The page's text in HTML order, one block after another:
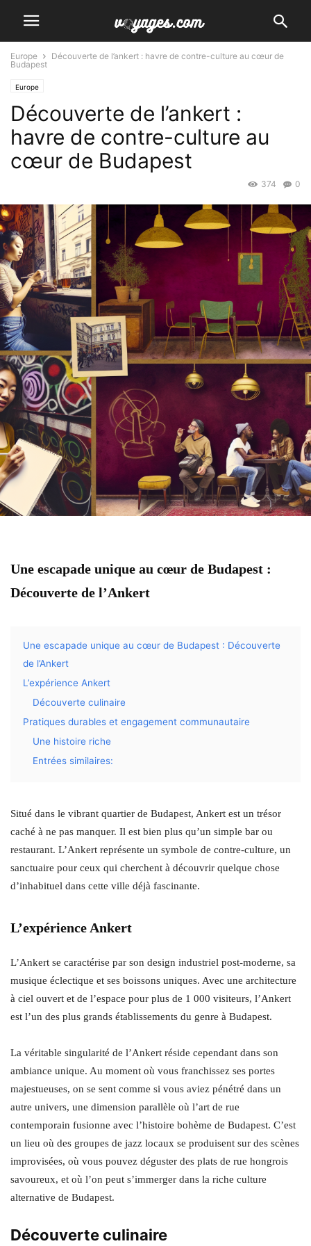
Europe
Découverte de l’ankert : havre de contre-culture au cœur de
Budapest
Europe
Découverte de l’ankert :
havre de contre-culture au
cœur de Budapest
0
374
Une escapade unique au cœur de Budapest :
Découverte de l’Ankert
Une escapade unique au cœur de Budapest : Découverte
de l’Ankert
L’expérience Ankert
Découverte culinaire
Pratiques durables et engagement communautaire
Une histoire riche
Entrées similaires:
Situé dans le vibrant quartier de Budapest, Ankert est un trésor
caché à ne pas manquer. Il est bien plus qu’un simple bar ou
restaurant. L’Ankert représente un symbole de contre-culture, un
sanctuaire pour ceux qui cherchent à découvrir quelque chose
d’inhabituel dans cette ville déjà fascinante.
L’expérience Ankert
L’Ankert se caractérise par son design industriel post-moderne, sa
musique éclectique et ses boissons uniques. Avec une architecture
à ciel ouvert et de l’espace pour plus de 1 000 visiteurs, l’Ankert
est l’un des plus grands établissements du genre à Budapest.
La véritable singularité de l’Ankert réside cependant dans son
ambiance unique. Au moment où vous franchissez ses portes
majestueuses, on se sent comme si vous aviez pénétré dans un
autre univers, une dimension parallèle où l’art de rue
contemporain fusionne avec l’histoire bohème de Budapest. C’est
un lieu où des groupes de jazz locaux se produisent sur des scènes
improvisées, où vous pouvez déguster des plats de rue hongrois
savoureux, et où l’on peut s’immerger dans la riche culture
alternative de Budapest.
Découverte culinaire